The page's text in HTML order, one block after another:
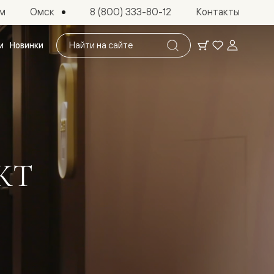
Поиск
по
сайту
Новинки
Омск 8 (800) 333-80-12 Контакты